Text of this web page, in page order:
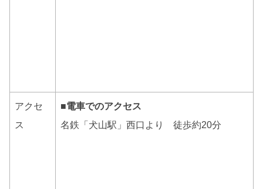
アクセ
ス
■電車でのアクセス
名鉄「犬山駅」西口より 徒歩約20分